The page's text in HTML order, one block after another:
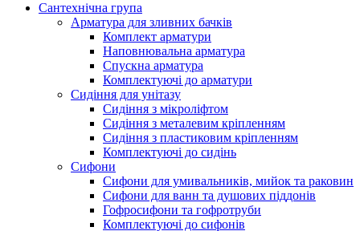
Сантехнічна група
Арматура для зливних бачків
Комплект арматури
Наповнювальна арматура
Спускна арматура
Комплектуючі до арматури
Сидіння для унітазу
Сидіння з мікроліфтом
Сидіння з металевим кріпленням
Сидіння з пластиковим кріпленням
Комплектуючі до сидінь
Сифони
Сифони для умивальників, мийок та раковин
Сифони для ванн та душових піддонів
Гофросифони та гофротруби
Комплектуючі до сифонів